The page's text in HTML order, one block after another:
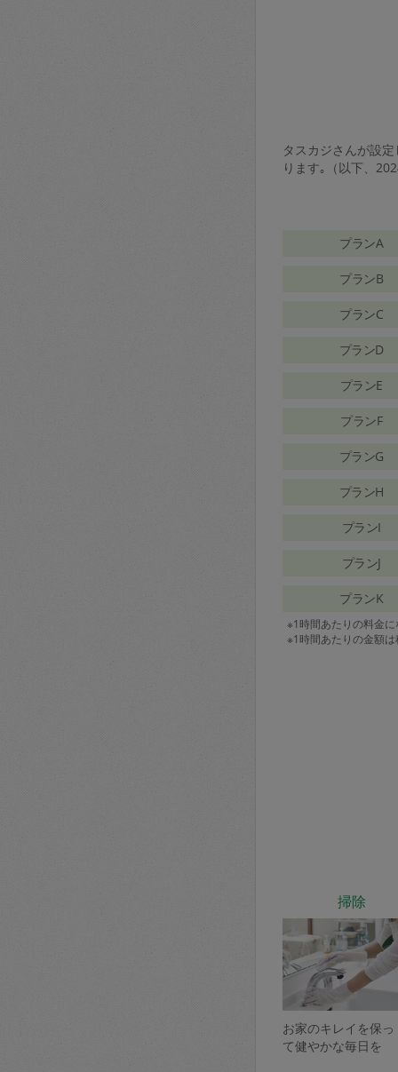
タスカジさんが設
ります｡（以下、
プランA
プランB
プランC
プランD
プランE
プランF
プランG
プランH
プランI
プランJ
プランK
※1時間あたりの料金
※1時間あたりの金額
掃除
お家のキレイを保っ
て健やかな毎日を